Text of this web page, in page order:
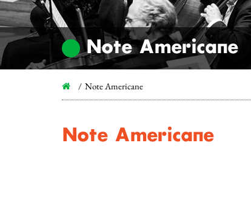
Note Americane
Note Americane
Note Americane